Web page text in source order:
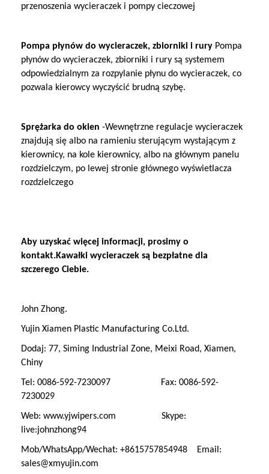
przenoszenia wycieraczek i pompy cieczowej
Pompa płynów do wycieraczek, zbiorniki i rury Pompa
płynów do wycieraczek, zbiorniki i rury są systemem
odpowiedzialnym za rozpylanie płynu do wycieraczek, co
pozwala kierowcy wyczyścić brudną szybę.
Sprężarka do okien -Wewnętrzne regulacje wycieraczek
znajdują się albo na ramieniu sterującym wystającym z
kierownicy, na kole kierownicy, albo na głównym panelu
rozdzielczym, po lewej stronie głównego wyświetlacza
rozdzielczego
Aby uzyskać więcej informacji, prosimy o
kontakt.Kawałki wycieraczek są bezpłatne dla
szczerego Ciebie.
John Zhong.
Yujin Xiamen Plastic Manufacturing Co.Ltd.
Dodaj: 77, Siming Industrial Zone, Meixi Road, Xiamen,
Chiny
Tel: 0086-592-7230097 Fax: 0086-592-
7230029
Web: www.yjwipers.com Skype:
live:johnzhong94
Mob/WhatsApp/Wechat: +8615757854948 Email:
sales@xmyujin.com